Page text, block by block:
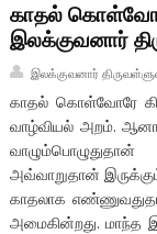
காதல்
இலக்குவனார்
இலக்குவனார்
காதல் கொள்வோரே
வாழ்வியல் அறம்.
அவ்வாறுதான்
காதலாக
அமைகின்றது. மாந்த